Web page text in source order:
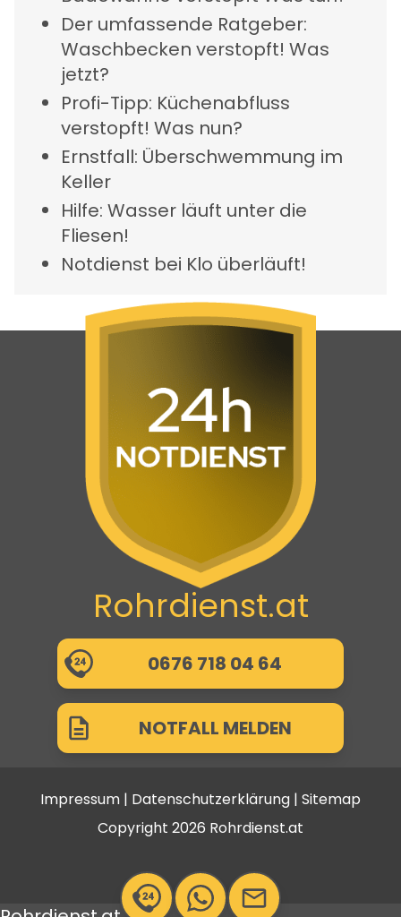
Der umfassende Ratgeber:
Waschbecken verstopft! Was
jetzt?
Profi-Tipp: Küchenabfluss
verstopft! Was nun?
Ernstfall: Überschwemmung im
Keller
Hilfe: Wasser läuft unter die
Fliesen!
Notdienst bei Klo überläuft!
Rohrdienst.at
0676 718 04 64
NOTFALL MELDEN
Impressum | Datenschutzerklärung | Sitemap
Copyright 2026 Rohrdienst.at